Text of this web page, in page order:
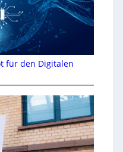
für den Digitalen